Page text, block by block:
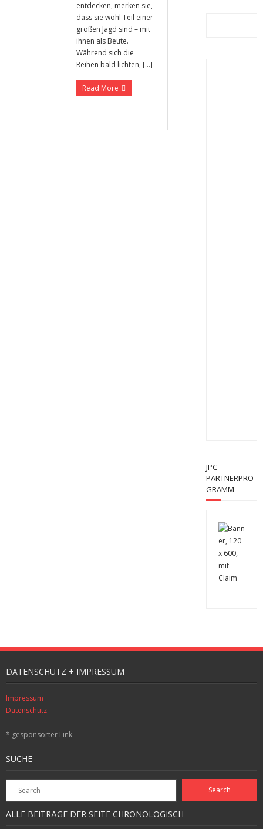
entdecken, merken sie,
dass sie wohl Teil einer
großen Jagd sind – mit
ihnen als Beute.
Während sich die
Reihen bald lichten, […]
Read More
JPC
PARTNERPRO
GRAMM
DATENSCHUTZ + IMPRESSUM
Impressum
Datenschutz
* gesponsorter Link
SUCHE
ALLE BEITRÄGE DER SEITE CHRONOLOGISCH